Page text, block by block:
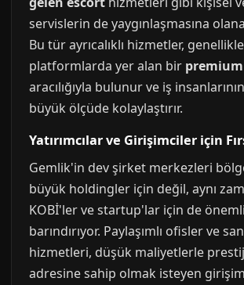
servislerin de yaygınlaşmasına
Bu tür ayrıcalıklı hizmetler,
platformlarda yer alan bir
aracılığıyla bulunur ve iş
büyük ölçüde kolaylaştırır.
Yatırımcılar ve Girişimciler için
Gemlik'in dev şirket merkezleri
büyük holdingler için değil, aynı
KOBİ'ler ve startup'lar için de
barındırıyor. Paylaşımlı ofisler ve
hizmetleri, düşük maliyetlerle
adresine sahip olmak isteyen